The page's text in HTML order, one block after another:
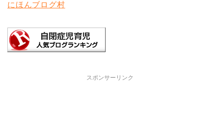
にほんブログ村
スポンサーリンク